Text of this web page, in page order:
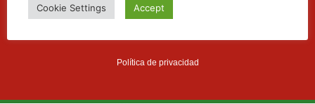
Aviso legal y términos de uso
Política de privacidad
Cookie Settings Accept